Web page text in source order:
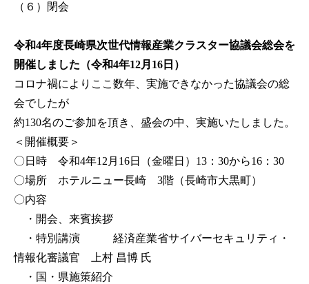
（６）閉会
令和4年度長崎県次世代情報産業クラスター協議会総会を
開催しました（令和4年12月16日）
コロナ禍によりここ数年、実施できなかった協議会の総
会でしたが
約130名のご参加を頂き、盛会の中、実施いたしました。
＜開催概要＞
〇日時 令和4年12月16日（金曜日）13：30から16：30
〇場所 ホテルニュー長崎 3階（長崎市大黒町）
〇内容
・開会、来賓挨拶
・特別講演 経済産業省サイバーセキュリティ・
情報化審議官 上村 昌博 氏
・国・県施策紹介